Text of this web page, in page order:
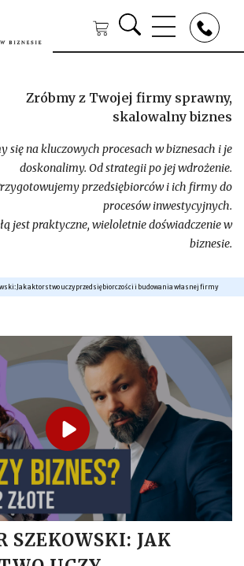
Zróbmy z Twojej firmy sprawny,
skalowalny biznes
się na kluczowych procesach w biznesach i je
doskonalimy. Od strategii po jej wdrożenie.
przedsiębiorców i ich firmy do
procesów inwestycyjnych.
jest praktyczne, wieloletnie doświadczenie w
biznesie.
Jak aktorstwo uczy przedsiębiorczości i budowania własnej firmy
SZEKOWSKI: JAK